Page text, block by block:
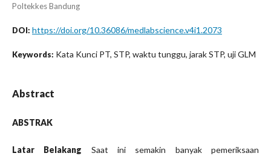
Poltekkes Bandung
DOI: https://doi.org/10.36086/medlabscience.v4i1.2073
Keywords: Kata Kunci PT, STP, waktu tunggu, jarak STP, uji GLM
Abstract
ABSTRAK
Latar Belakang Saat ini semakin banyak pemeriksaan